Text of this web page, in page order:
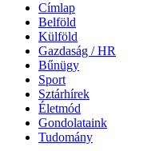
Címlap
Belföld
Külföld
Gazdaság / HR
Bűnügy
Sport
Sztárhírek
Életmód
Gondolataink
Tudomány